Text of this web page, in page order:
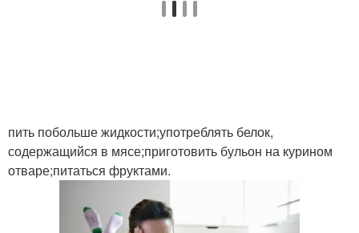
пить побольше жидкости;употреблять белок,
содержащийся в мясе;приготовить бульон на курином
отваре;питаться фруктами.